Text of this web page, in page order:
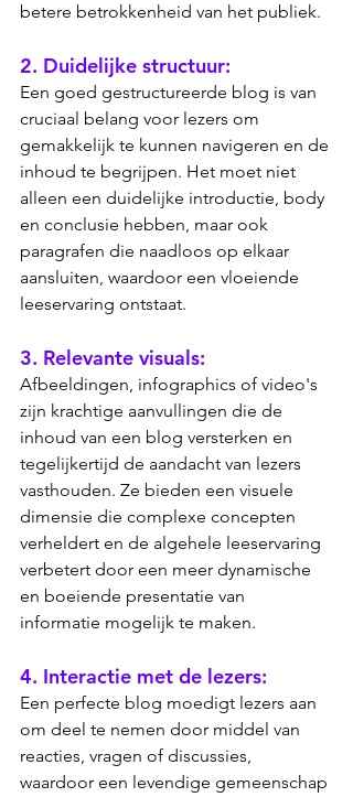
betere betrokkenheid van het publiek.
2. Duidelijke structuur:
Een goed gestructureerde blog is van
cruciaal belang voor lezers om
gemakkelijk te kunnen navigeren en de
inhoud te begrijpen. Het moet niet
alleen een duidelijke introductie, body
en conclusie hebben, maar ook
paragrafen die naadloos op elkaar
aansluiten, waardoor een vloeiende
leeservaring ontstaat.
3. Relevante visuals:
Afbeeldingen, infographics of video's
zijn krachtige aanvullingen die de
inhoud van een blog versterken en
tegelijkertijd de aandacht van lezers
vasthouden. Ze bieden een visuele
dimensie die complexe concepten
verheldert en de algehele leeservaring
verbetert door een meer dynamische
en boeiende presentatie van
informatie mogelijk te maken.
4. Interactie met de lezers:
Een perfecte blog moedigt lezers aan
om deel te nemen door middel van
reacties, vragen of discussies,
waardoor een levendige gemeenschap